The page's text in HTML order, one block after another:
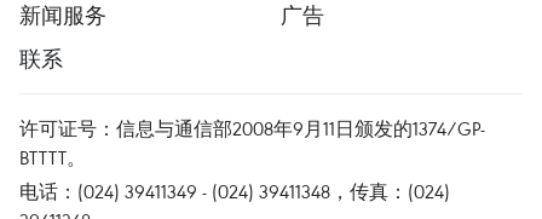
新闻服务
广告
联系
许可证号：信息与通信部2008年9月11日颁发的1374/GP-
BTTTT。
电话：(024) 39411349 - (024) 39411348，传真：(024)